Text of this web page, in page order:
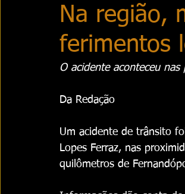
Na região,
ferimentos
O acidente aconteceu
Da Redação
Um acidente de trânsito
Lopes Ferraz, nas
quilômetros de